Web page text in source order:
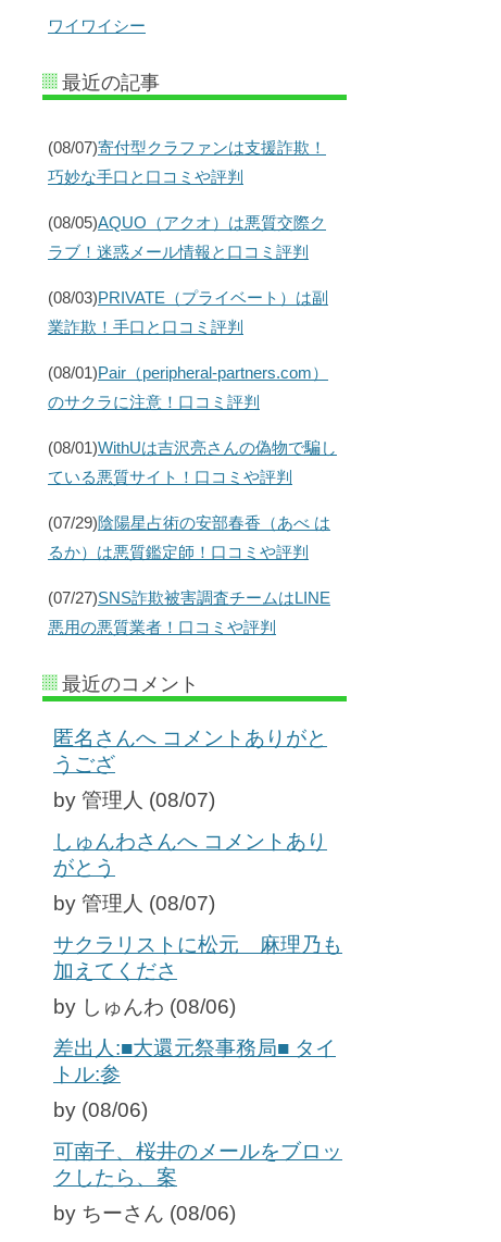
ワイワイシー
最近の記事
(08/07)寄付型クラファンは支援詐欺！
巧妙な手口と口コミや評判
(08/05)AQUO（アクオ）は悪質交際ク
ラブ！迷惑メール情報と口コミ評判
(08/03)PRIVATE（プライベート）は副
業詐欺！手口と口コミ評判
(08/01)Pair（peripheral-partners.com）
のサクラに注意！口コミ評判
(08/01)WithUは吉沢亮さんの偽物で騙し
ている悪質サイト！口コミや評判
(07/29)陰陽星占術の安部春香（あべ は
るか）は悪質鑑定師！口コミや評判
(07/27)SNS詐欺被害調査チームはLINE
悪用の悪質業者！口コミや評判
最近のコメント
匿名さんへ コメントありがと
うござ
by 管理人 (08/07)
しゅんわさんへ コメントあり
がとう
by 管理人 (08/07)
サクラリストに松元 麻理乃も
加えてくださ
by しゅんわ (08/06)
差出人:■大還元祭事務局■ タイ
トル:参
by (08/06)
可南子、桜井のメールをブロッ
クしたら、案
by ちーさん (08/06)